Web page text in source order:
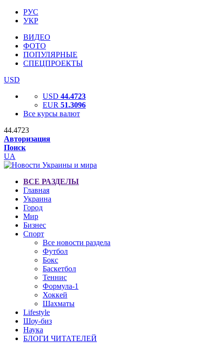
РУС
УКР
ВИДЕО
ФОТО
ПОПУЛЯРНЫЕ
СПЕЦПРОЕКТЫ
USD
USD 44.4723
EUR 51.3096
Все курсы валют
44.4723
Авторизация
Поиск
UA
ВСЕ РАЗДЕЛЫ
Главная
Украина
Город
Мир
Бизнес
Спорт
Все новости раздела
Футбол
Бокс
Баскетбол
Теннис
Формула-1
Хоккей
Шахматы
Lifestyle
Шоу-биз
Наука
БЛОГИ ЧИТАТЕЛЕЙ